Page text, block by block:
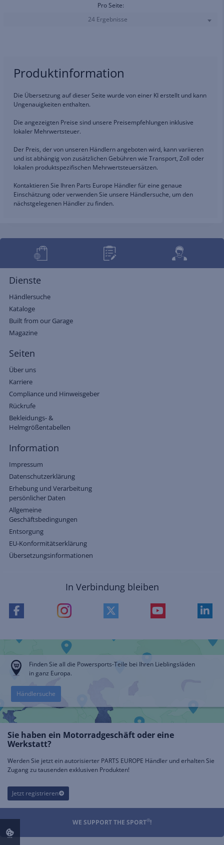
Pro Seite:
24 Ergebnisse
Produktinformation
Die Übersetzung auf dieser Seite wurde von einer KI erstellt und kann
Ungenauigkeiten enthalten.
Die angezeigten Preise sind unsere Preisempfehlungen inklusive
lokaler Mehrwertsteuer.
Der Preis, der von unseren Händlern angeboten wird, kann variieren
und ist abhängig von zusätzlichen Gebühren wie Transport, Zoll oder
lokalen produktspezifischen Mehrwertsteuersätzen.
Kontaktieren Sie Ihren Parts Europe Händler für eine genaue
Einschätzung oder verwenden Sie unsere Händlersuche, um den
nächstgelegenen Händler zu finden.
Dienste
Händlersuche
Kataloge
Built from our Garage
Magazine
Seiten
Über uns
Karriere
Compliance und Hinweisgeber
Rückrufe
Bekleidungs- &
Helmgrößentabellen
Information
Impressum
Datenschutzerklärung
Erhebung und Verarbeitung
persönlicher Daten
Allgemeine
Geschäftsbedingungen
Entsorgung
EU-Konformitätserklärung
Übersetzungsinformationen
In Verbindung bleiben
Finden Sie all die Powersports-Teile bei Ihren Lieblingsläden
in ganz Europa.
Händlersuche
Sie haben ein Motorradgeschäft oder eine
Werkstatt?
Werden Sie jetzt ein autorisierter PARTS EUROPE Händler und erhalten Sie
Zugang zu tausenden exklusiven Produkten!
Jetzt registrieren
WE SUPPORT THE SPORT®!